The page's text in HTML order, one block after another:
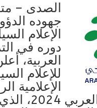
الصدى –
جهوده
الإعلام
دوره في
العربية،
للإعلام
الإعلامية
لمعرض سوق